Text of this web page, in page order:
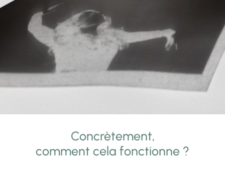
Concrètement,
comment cela fonctionne ?